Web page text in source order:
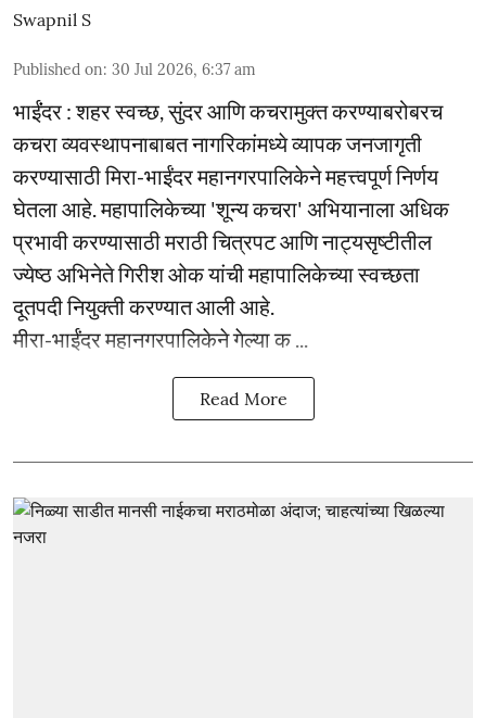
Swapnil S
Published on: 30 Jul 2026, 6:37 am
भाईंंदर : शहर स्वच्छ, सुंदर आणि कचरामुक्त करण्याबरोबरच
कचरा व्यवस्थापनाबाबत नागरिकांमध्ये व्यापक जनजागृती
करण्यासाठी मिरा-भाईंदर महानगरपालिकेने महत्त्वपूर्ण निर्णय
घेतला आहे. महापालिकेच्या 'शून्य कचरा' अभियानाला अधिक
प्रभावी करण्यासाठी मराठी चित्रपट आणि नाट्यसृष्टीतील
ज्येष्ठ अभिनेते गिरीश ओक यांची महापालिकेच्या स्वच्छता
दूतपदी नियुक्ती करण्यात आली आहे.
मीरा-भाईंदर महानगरपालिकेने गेल्या क ...
Read More